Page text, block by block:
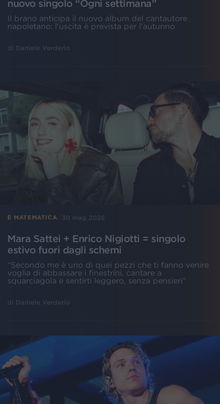
nuovo singolo “Ogni settimana”
Il brano anticipa il nuovo album del cantautore
napoletano: l'uscita è prevista per l'autunno
di Daniele Verderio
È MATEMATICA 30 mag 2026
Mara Sattei + Enrico Nigiotti = singolo
estivo fuori dagli schemi
“Secondo me è uno di quei pezzi che ti fanno venire
voglia di abbassare i finestrini, cantare a
squarciagola e sentirti leggero, senza pensieri”
di Daniele Verderio